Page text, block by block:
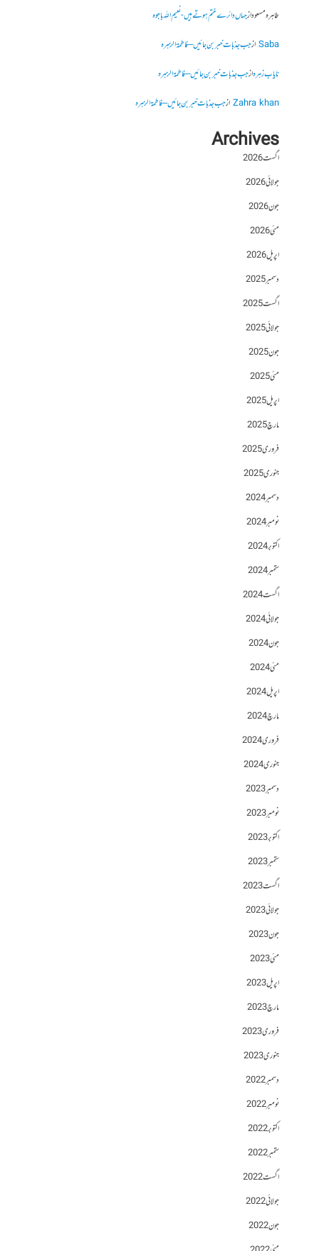
طاہرہ مسعودازجہاں دائرے ختم ہوتے ہیں- نعیم اللہ باجوہ
Sabaازجب جذبات خبر بن جائیں – فاطمۃالزہرہ
نایاب زہرہازجب جذبات خبر بن جائیں – فاطمۃالزہرہ
Zahra khanازجب جذبات خبر بن جائیں – فاطمۃالزہرہ
Archives
اگست 2026
جولائی 2026
جون 2026
مئی 2026
اپریل 2026
دسمبر 2025
اگست 2025
جولائی 2025
جون 2025
مئی 2025
اپریل 2025
مارچ 2025
فروری 2025
جنوری 2025
دسمبر 2024
نومبر 2024
اکتوبر 2024
ستمبر 2024
اگست 2024
جولائی 2024
جون 2024
مئی 2024
اپریل 2024
مارچ 2024
فروری 2024
جنوری 2024
دسمبر 2023
نومبر 2023
اکتوبر 2023
ستمبر 2023
اگست 2023
جولائی 2023
جون 2023
مئی 2023
اپریل 2023
مارچ 2023
فروری 2023
جنوری 2023
دسمبر 2022
نومبر 2022
اکتوبر 2022
ستمبر 2022
اگست 2022
جولائی 2022
جون 2022